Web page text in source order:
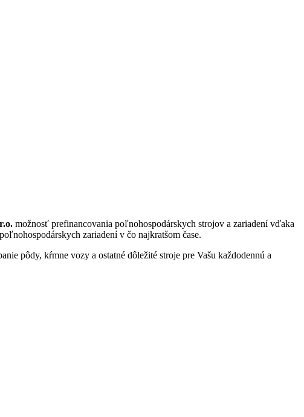
možnosť prefinancovania poľnohospodárskych strojov a zariadení vďaka
zariadení v čo najkratšom čase.
pôdy, kŕmne vozy a ostatné dôležité stroje pre Vašu každodennú a